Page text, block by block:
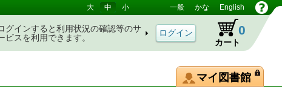
大 中 小 一般 かな English
グインすると利用状況の確認等のサ
ビスを利用できます。
カート
0
マイ図書館